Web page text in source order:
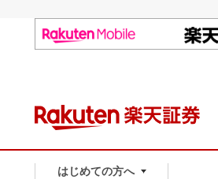
はじめての方へ